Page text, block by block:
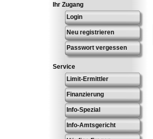
Ihr Zugang
Login
Neu registrieren
Passwort vergessen
Service
Limit-Ermittler
Finanzierung
Info-Spezial
Info-Amtsgericht